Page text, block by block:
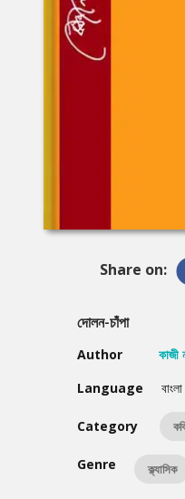
Share on:
দোলন-চাঁপা
Author
কাজী
Language
বাংলা
Category
Genre ক্ল্যাসিক